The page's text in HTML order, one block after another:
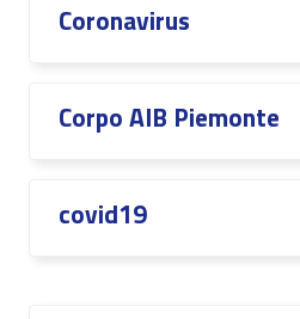
Coronavirus
Corpo AIB Piemonte
covid19